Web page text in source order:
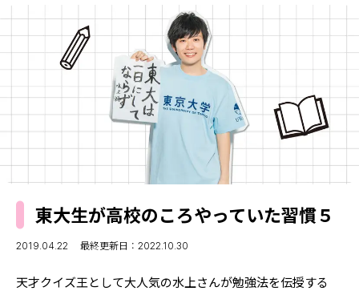
ファッションニュース
モデル私服
BEAUTY
ビューティニュース
トレンドメイク
ベストコスメ
ヘアアレンジ・ヘアケア
スキンケア
SCHOOL
スクールニュース
学校ヘアメイク
ENTERTAINMENT
エンタメニュース
なにわ男子
K-POP
LIFESTYLE
ライフスタイルニュース
JKランキング・アワード
モデルの購入品
おでかけ
JK TREND
MODELS
MODEL'S BLOG
TikTok
東大生が高校のころやっていた習慣５
2019.04.22 最終更新日：2022.10.30
天才クイズ王として大人気の水上さんが勉強法を伝授する